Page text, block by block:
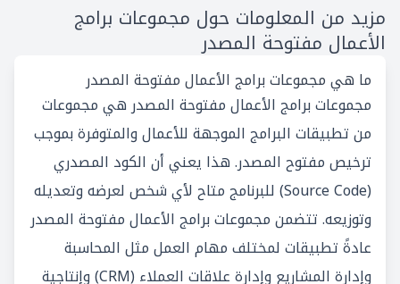
مزيد من المعلومات حول مجموعات برامج
الأعمال مفتوحة المصدر
ما هي مجموعات برامج الأعمال مفتوحة المصدر
مجموعات برامج الأعمال مفتوحة المصدر هي مجموعات
من تطبيقات البرامج الموجهة للأعمال والمتوفرة بموجب
ترخيص مفتوح المصدر. هذا يعني أن الكود المصدري
(Source Code)
للبرنامج متاح لأي شخص لعرضه وتعديله
وتوزيعه. تتضمن مجموعات برامج الأعمال مفتوحة المصدر
عادةً تطبيقات لمختلف مهام العمل مثل المحاسبة
وإدارة المشاريع وإدارة علاقات العملاء (CRM) وإنتاجية